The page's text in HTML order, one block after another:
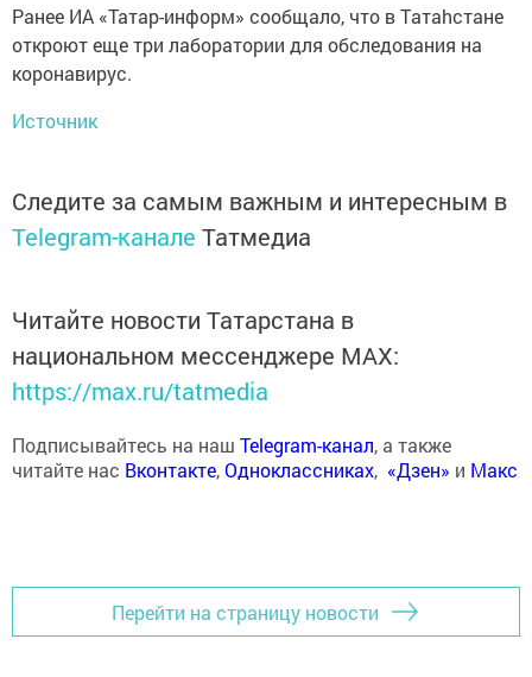
Ранее ИА «Татар-информ» сообщало, что в Тaтаhстане
откроют еще три лаборатории для обследования на
коронaвиpус.
Источник
Следите за самым важным и интересным в
Telegram-канале Татмедиа
Читайте новости Татарстана в
национальном мессенджере MАХ:
https://max.ru/tatmedia
Подписывайтесь на наш Telegram-канал, а также
читайте нас Вконтакте,Одноклассниках, «Дзен» и Макс
Перейти на страницу новости